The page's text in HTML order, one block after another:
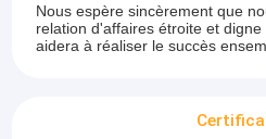
Nous espère sincèrement que
relation d'affaires étroite et
aidera à réaliser le succès